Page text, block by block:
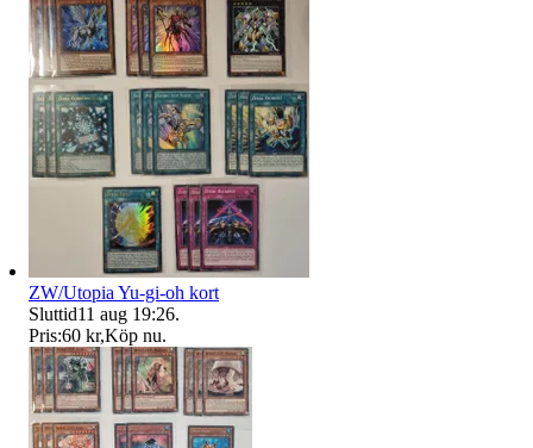
ZW/Utopia Yu-gi-oh kort
Sluttid11 aug 19:26.
Pris:60 kr,Köp nu.